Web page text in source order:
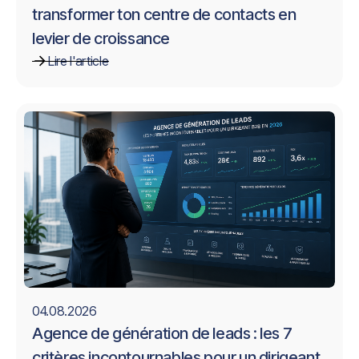
Sophie Maisel
Société sérieuse pour la prospection
commerciale. Nous avons régulièrement
des rdv de prospects intéressés, ce qui
nous donne accès à des sociétés
auxquelles nous n'aurions pas pensé.
Fondateur
transformer ton centre de contacts en
levier de croissance
Lire l'article
04.08.2026
Agence de génération de leads : les 7